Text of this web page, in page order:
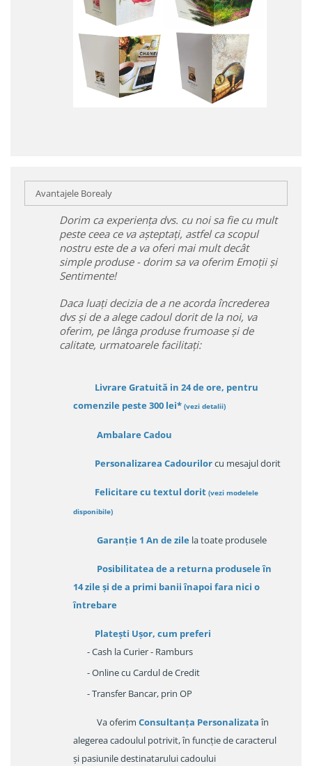
Avantajele Borealy
Dorim ca experiența dvs. cu noi sa fie cu mult
peste ceea ce va așteptați, astfel ca scopul
nostru este de a va oferi mai mult decât
simple produse - dorim sa va oferim Emoții și
Sentimente!
Daca luați decizia de a ne acorda încrederea
dvs și de a alege cadoul dorit de la noi, va
oferim, pe lânga produse frumoase și de
calitate, urmatoarele facilitați:
Livrare Gratuită in 24 de ore, pentru
comenzile peste 300 lei* (vezi detalii)
Ambalare Cadou
Personalizarea Cadourilorcu mesajul dorit
Felicitare cu textul dorit (vezi modelele
disponibile)
Garanție 1 An de zile la toate produsele
Posibilitatea de a returna produsele în
14 zileși de a primi banii înapoi fara nici o
întrebare
Platești Ușor, cum preferi
- Cash la Curier - Ramburs
- Online cu Cardul de Credit
- Transfer Bancar, prin OP
Va oferim Consultanța Personalizataîn
alegerea cadoulul potrivit, în funcție de caracterul
și pasiunile destinatarului cadoului